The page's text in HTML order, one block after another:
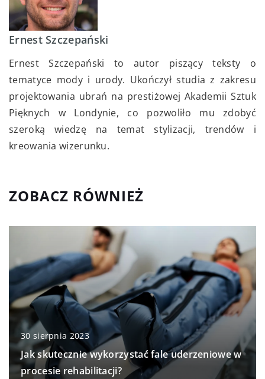
Ernest Szczepański
Ernest Szczepański to autor piszący teksty o
tematyce mody i urody. Ukończył studia z zakresu
projektowania ubrań na prestiżowej Akademii Sztuk
Pięknych w Londynie, co pozwoliło mu zdobyć
szeroką wiedzę na temat stylizacji, trendów i
kreowania wizerunku.
ZOBACZ RÓWNIEŻ
30 sierpnia 2023
Jak skutecznie wykorzystać fale uderzeniowe w
procesie rehabilitacji?